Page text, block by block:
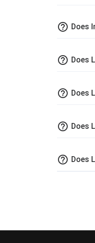
help_outline Does
help_outline Does
help_outline Does
help_outline Does
help_outline Does